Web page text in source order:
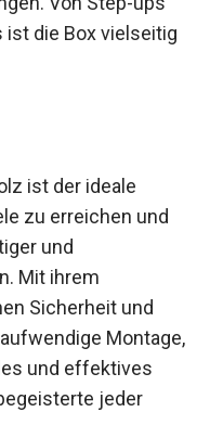
Von Step-ups
ist die Box
ist der ideale
zu erreichen und
und
Mit ihrem
Sicherheit und
wertvolles und